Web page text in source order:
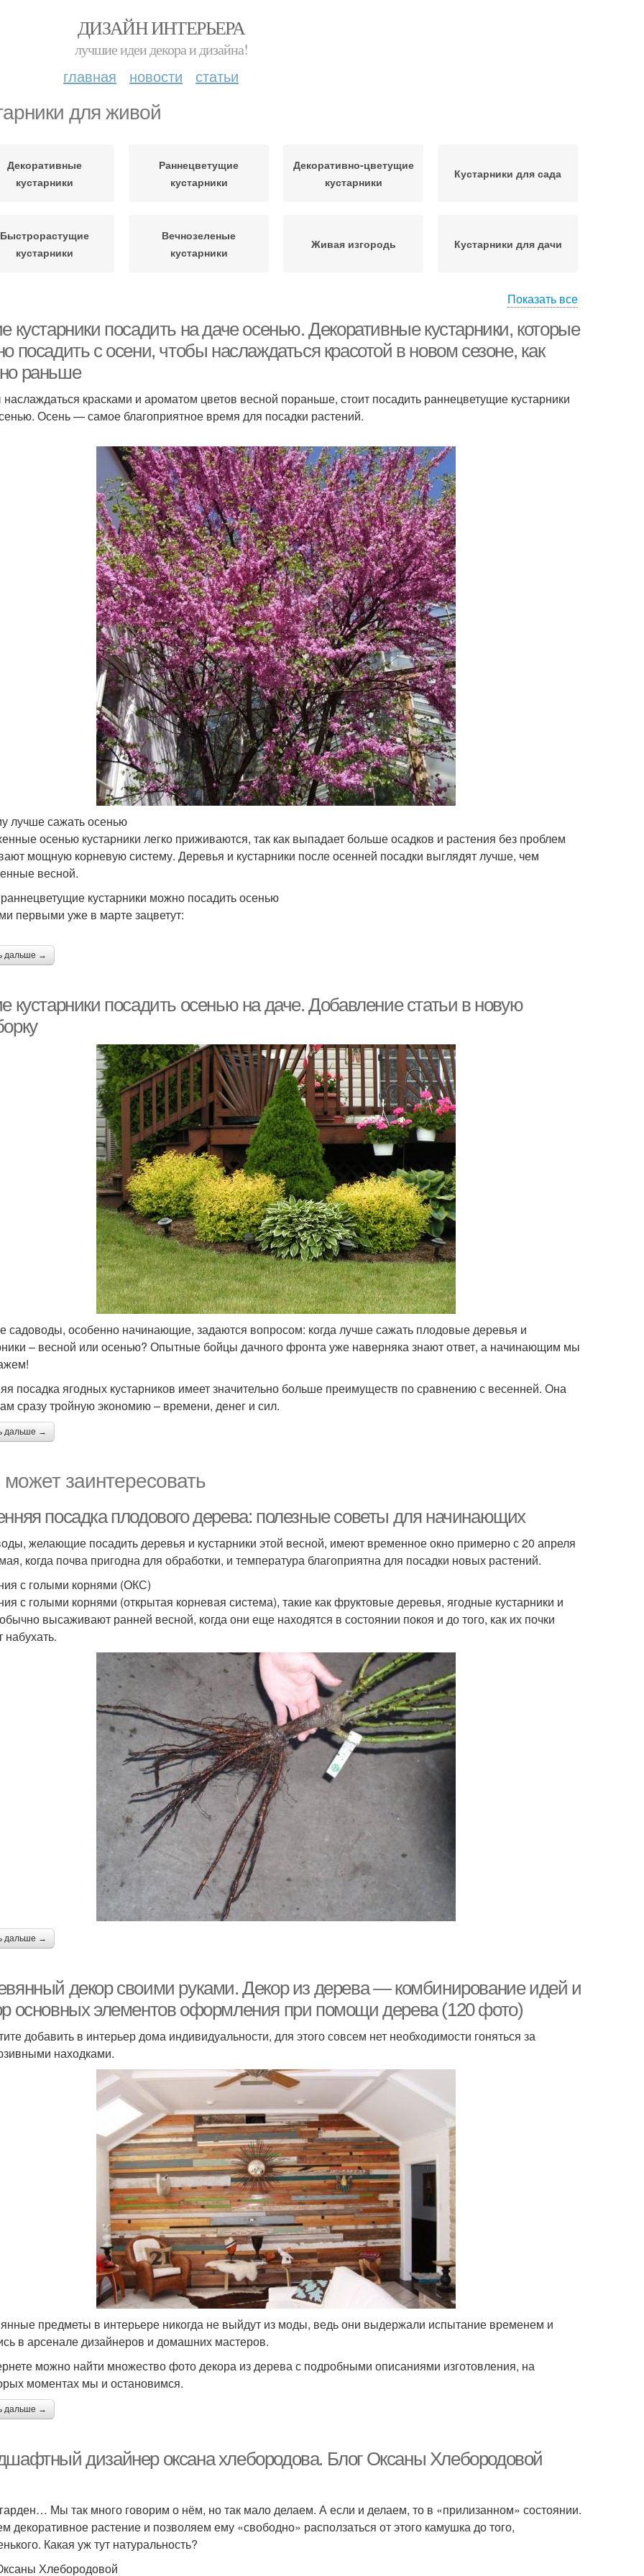
ДИЗАЙН ИНТЕРЬЕРА
лучшие идеи декора и дизайна!
главная новости статьи
для живой
Декоративные
кустарники
Раннецветущие
кустарники
Декоративно-цветущие
кустарники
Кустарники для сада
Быстрорастущие
кустарники
Вечнозеленые
кустарники
Живая изгородь Кустарники для дачи
Показать все
кустарники посадить на даче осенью. Декоративные кустарники, которые
посадить с осени, чтобы наслаждаться красотой в новом сезоне, как
раньше
красками и ароматом цветов весной пораньше, стоит посадить раннецветущие кустарники
Осень — самое благоприятное время для посадки растений.
лучше сажать осенью
осенью кустарники легко приживаются, так как выпадает больше осадков и растения без проблем
мощную корневую систему. Деревья и кустарники после осенней посадки выглядят лучше, чем
весной.
кустарники можно посадить осенью
первыми уже в марте зацветут:
дальше →
кустарники посадить осенью на даче. Добавление статьи в новую
садоводы, особенно начинающие, задаются вопросом: когда лучше сажать плодовые деревья и
– весной или осенью? Опытные бойцы дачного фронта уже наверняка знают ответ, а начинающим мы
посадка ягодных кустарников имеет значительно больше преимуществ по сравнению с весенней. Она
сразу тройную экономию – времени, денег и сил.
дальше →
заинтересовать
посадка плодового дерева: полезные советы для начинающих
желающие посадить деревья и кустарники этой весной, имеют временное окно примерно с 20 апреля
когда почва пригодна для обработки, и температура благоприятна для посадки новых растений.
с голыми корнями (ОКС)
с голыми корнями (открытая корневая система), такие как фруктовые деревья, ягодные кустарники и
высаживают ранней весной, когда они еще находятся в состоянии покоя и до того, как их почки
набухать.
дальше →
декор своими руками. Декор из дерева — комбинирование идей и
основных элементов оформления при помощи дерева (120 фото)
добавить в интерьер дома индивидуальности, для этого совсем нет необходимости гоняться за
находками.
предметы в интерьере никогда не выйдут из моды, ведь они выдержали испытание временем и
в арсенале дизайнеров и домашних мастеров.
можно найти множество фото декора из дерева с подробными описаниями изготовления, на
моментах мы и остановимся.
дальше →
дизайнер оксана хлебородова. Блог Оксаны Хлебородовой
Мы так много говорим о нём, но так мало делаем. А если и делаем, то в «прилизанном» состоянии.
декоративное растение и позволяем ему «свободно» расползаться от этого камушка до того,
Какая уж тут натуральность?
Хлебородовой